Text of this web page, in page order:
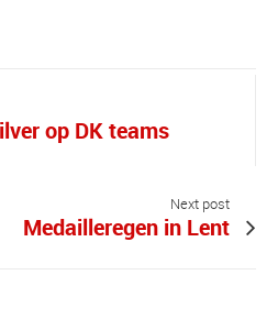
op DK teams
Next post
Medailleregen in Lent